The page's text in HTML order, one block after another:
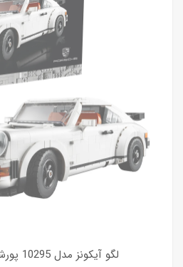
لگو آیکونز مدل 10295 پورشه Porsche 911